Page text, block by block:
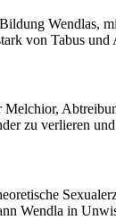
Wendlas,
von Tabus
zu verlieren
Wendla in